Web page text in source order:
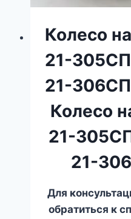
Колесо
21-
21-
Колесо
21-
21-
Для
обратиться к